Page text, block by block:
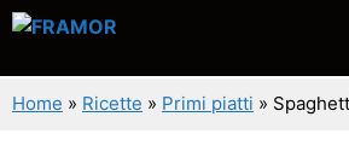
Vai
contenuto
Home » Ricette » Primi piatti »